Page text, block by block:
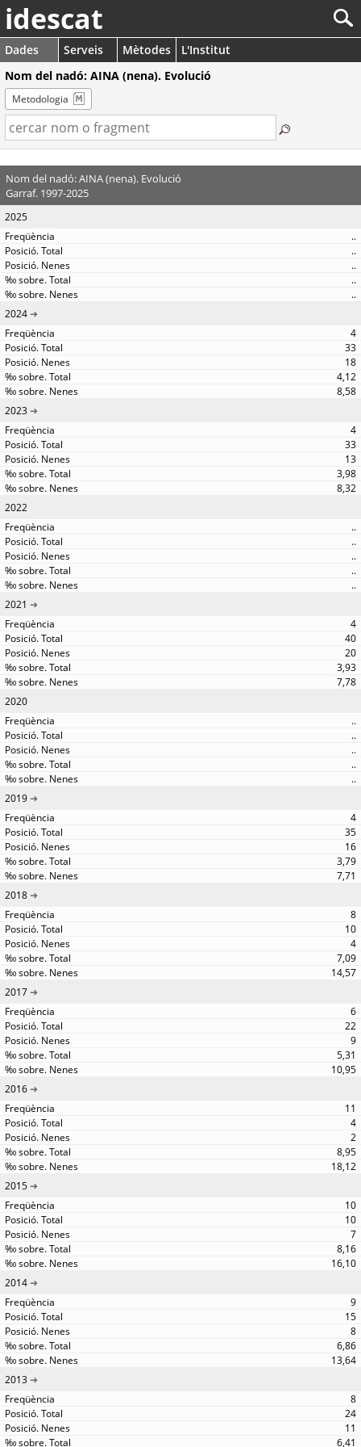
idescat
Dades Serveis Mètodes
L'Institut
Nom del nadó: AINA (nena). Evolució
Metodologia
Nom del nadó: AINA (nena). Evolució
Garraf. 1997-2025
2025
..
..
..
..
..
2024
4
33
18
4,12
8,58
2023
4
33
13
3,98
8,32
2022
..
..
..
..
..
2021
4
40
20
3,93
7,78
2020
..
..
..
..
..
2019
4
35
16
3,79
7,71
2018
8
10
4
7,09
14,57
2017
6
22
9
5,31
10,95
2016
11
4
2
8,95
18,12
2015
10
10
7
8,16
16,10
2014
9
15
8
6,86
13,64
2013
8
24
11
6,41